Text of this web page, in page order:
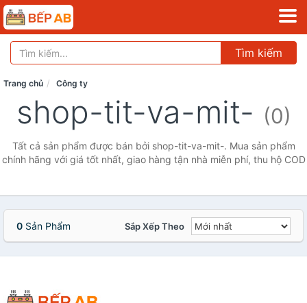
Tìm kiếm
Trang chủ Công ty
shop-tit-va-mit- (0)
Tất cả sản phẩm được bán bởi shop-tit-va-mit-. Mua sản phẩm
chính hãng với giá tốt nhất, giao hàng tận nhà miễn phí, thu hộ COD
0 Sản Phẩm Sắp Xếp Theo